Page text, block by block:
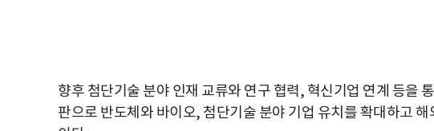
향후 첨단기술 분야 인재 교류와 연구 협력, 혁신기업 연계 등을
판으로 반도체와 바이오, 첨단기술 분야 기업 유치를 확대하고